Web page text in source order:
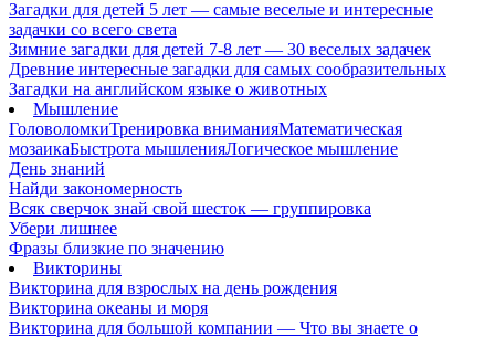
Загадки для детей 5 лет — самые веселые и интересные
задачки со всего света
Зимние загадки для детей 7-8 лет — 30 веселых задачек
Древние интересные загадки для самых сообразительных
Загадки на английском языке о животных
Мышление
ГоловоломкиТренировка вниманияМатематическая
мозаикаБыстрота мышленияЛогическое мышление
День знаний
Найди закономерность
Всяк сверчок знай свой шесток — группировка
Убери лишнее
Фразы близкие по значению
Викторины
Викторина для взрослых на день рождения
Викторина океаны и моря
Викторина для большой компании — Что вы знаете о